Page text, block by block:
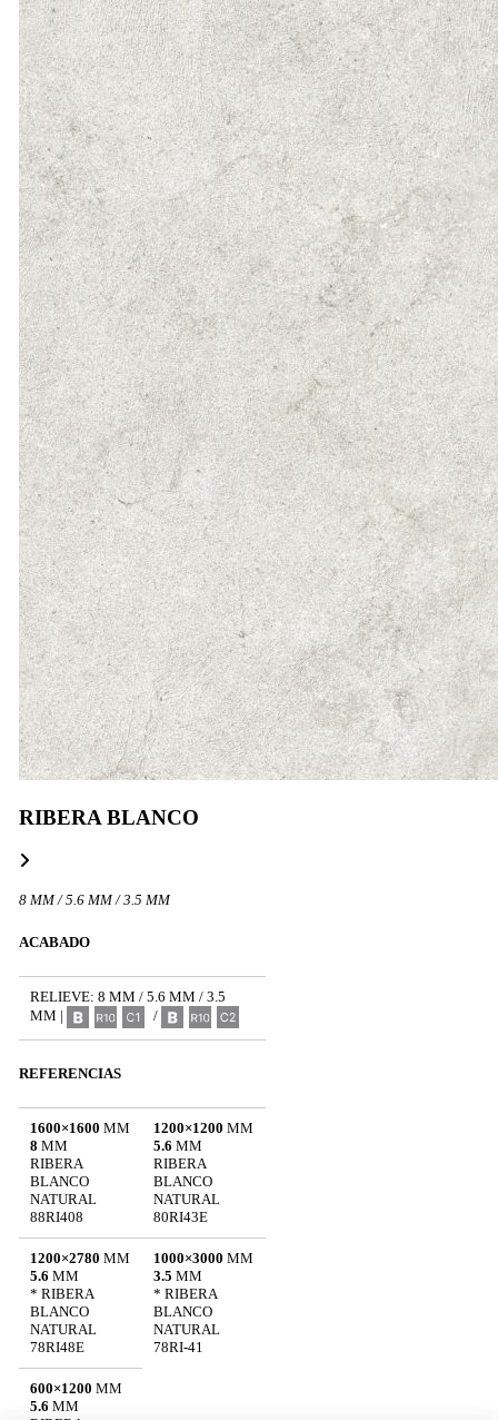
RIBERA BLANCO
8 MM / 5.6 MM / 3.5 MM
ACABADO
RELIEVE: 8 MM / 5.6 MM / 3.5
MM |
/
REFERENCIAS
1600×1600 MM
8 MM
RIBERA
BLANCO
NATURAL
88RI408
1200×1200 MM
5.6 MM
RIBERA
BLANCO
NATURAL
80RI43E
1200×2780 MM
5.6 MM
* RIBERA
BLANCO
NATURAL
78RI48E
1000×3000 MM
3.5 MM
* RIBERA
BLANCO
NATURAL
78RI-41
600×1200 MM
5.6 MM